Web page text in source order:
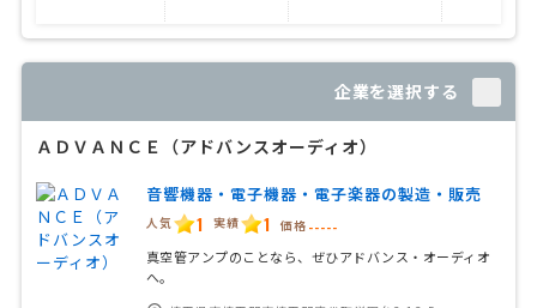
企業を選択する
ＡＤＶＡＮＣＥ（アドバンスオーディオ）
音響機器・電子機器・電子楽器の製造・販売
人気 1 実績 1 価格 -----
真空管アンプのことなら、ぜひアドバンス・オーディオ
へ。